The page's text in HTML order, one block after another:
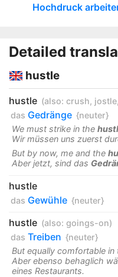
Hochdruck
Detailed
hustle
hustle (also: crush, jostle
das Gedränge {neuter}
We must strike in the
Wir müssen uns zuerst
But by now, me and the
Aber jetzt, sind das
hustle
das Gewühle {neuter}
hustle (also: goings-on)
das Treiben {neuter}
But equally comfortable in
Aber ebenso behaglich
eines Restaurants.